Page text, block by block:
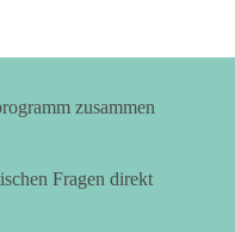
zusammen
Fragen direkt